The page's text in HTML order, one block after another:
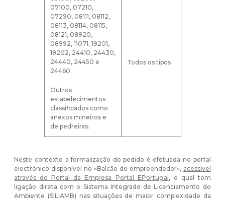
07100, 07210,
07290, 08111, 08112,
08113, 08114, 08115,
08121, 08920,
08992, 11071, 19201,
19202, 24410, 24430,
24440, 24450 e
24460.
Outros
estabelecimentos
classificados como
anexos mineiros e
de pedreiras.
Todos os tipos
Neste contexto a formalização do pedido é efetuada no portal
electrónico disponível no «Balcão do empreendedor», acessível
através do Portal da Empresa Portal EPortugal , o qual tem
ligação direta com o Sistema Integrado de Licenciamento do
Ambiente (SILIAMB) nas situações de maior complexidade da